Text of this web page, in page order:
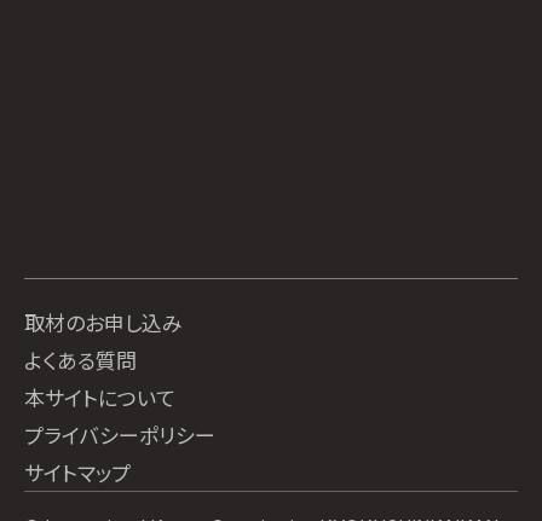
取材のお申し込み
よくある質問
本サイトについて
プライバシーポリシー
サイトマップ